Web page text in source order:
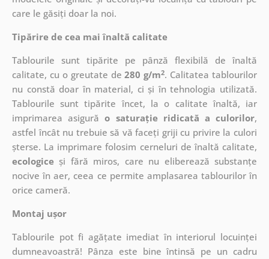
care le găsiți doar la noi.
Tipărire de cea mai înaltă calitate
Tablourile sunt tipărite pe pânză flexibilă de înaltă
calitate, cu o greutate de280 g/m2. Calitatea tablourilor
nu constă doar în material, ci și în tehnologia utilizată.
Tablourile sunt tipărite încet, la o calitate înaltă, iar
imprimarea asigurăo saturație ridicată a culorilor,
astfel încât nu trebuie să vă faceți griji cu privire la culori
șterse. La imprimare folosim cerneluri de înaltă calitate,
ecologiceși fără miros, care nu eliberează substanțe
nocive în aer, ceea ce permite amplasarea tablourilor în
orice cameră.
Montaj ușor
Tablourile pot fi agățate imediat în interiorul locuinței
dumneavoastră! Pânza este bine întinsă pe un cadru